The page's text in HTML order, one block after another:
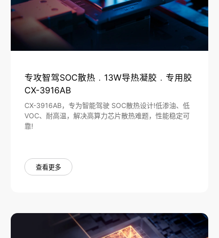
专攻智驾SOC散热﹒13W导热凝胶﹒专用胶
CX-3916AB
CX-3916AB，专为智能驾驶 SOC散热设计!低渗油、低
VOC、耐高温，解决高算力芯片散热难题，性能稳定可
靠!
查看更多